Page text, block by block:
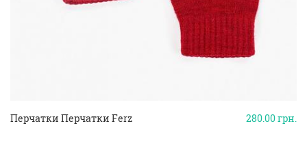
280.00грн.
Перчатки Перчатки Ferz